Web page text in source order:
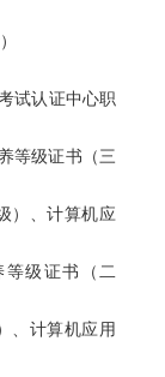
试认证中心职
等级证书（三
）、计算机应
等级证书（二
、计算机应用